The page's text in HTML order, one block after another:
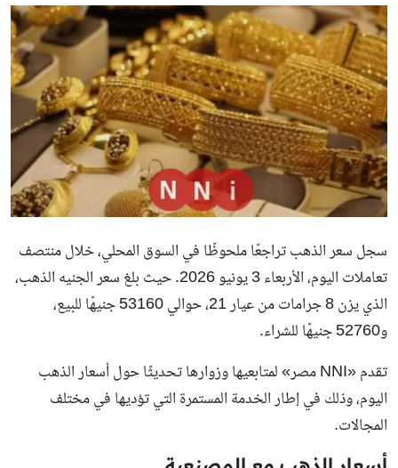
سجل سعر الذهب تراجعًا ملحوظًا في السوق المحلي، خلال منتصف
تعاملات اليوم، الأربعاء 3 يونيو 2026. حيث بلغ سعر الجنيه الذهب،
الذي يزن 8 جرامات من عيار 21، حوالي 53160 جنيهًا للبيع،
و52760 جنيهًا للشراء.
تقدم «NNI مصر» لمتابعيها وزوارها تحديثًا حول أسعار الذهب
اليوم، وذلك في إطار الخدمة المستمرة التي تؤديها في مختلف
المجالات.